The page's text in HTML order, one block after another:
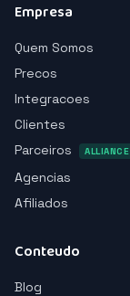
Empresa
Quem Somos
Precos
Integracoes
Clientes
Parceiros
ALLIANCE
Agencias
Afiliados
Conteudo
Blog